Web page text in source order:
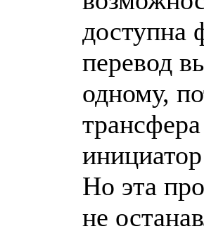
доступна
перевод
одному,
Но эта
не